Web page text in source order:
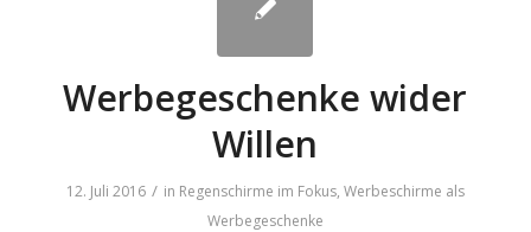
Werbegeschenke wider
Willen
12. Juli 2016 / in Regenschirme im Fokus, Werbeschirme als
Werbegeschenke